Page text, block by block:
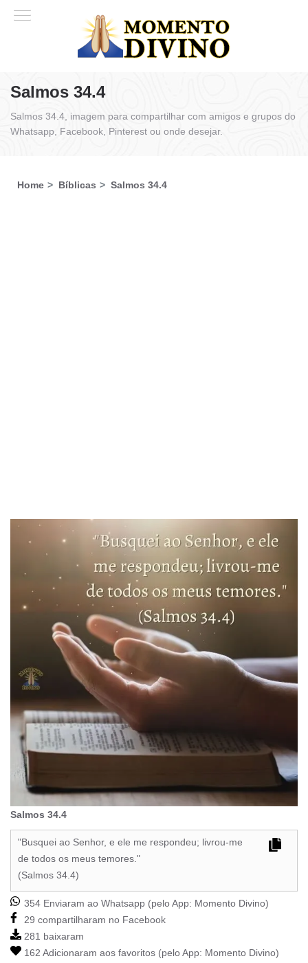
Salmos 34.4
Salmos 34.4, imagem para compartilhar com amigos e grupos do
Whatsapp, Facebook, Pinterest ou onde desejar.
Home Bíblicas Salmos 34.4
Salmos 34.4
"Busquei ao Senhor, e ele me respondeu; livrou-me
de todos os meus temores."
(Salmos 34.4)
354 Enviaram ao Whatsapp (pelo App: Momento Divino)
29 compartilharam no Facebook
281 baixaram
162 Adicionaram aos favoritos (pelo App: Momento Divino)